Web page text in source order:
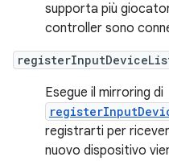
supporta più
controller sono
Esegue il mirroring di
registrarti per
nuovo dispositivo